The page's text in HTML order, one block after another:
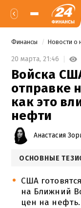
Финансы Новости о
20 марта, 21:46
Войска
отправке
как это
нефти
Анастасия
ОСНОВНЫЕ
США
на Ближний
цен на нефть.